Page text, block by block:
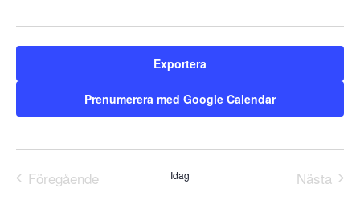
datum.
Exportera
Prenumerera med Google Calendar
Föregående
Idag
Nästa